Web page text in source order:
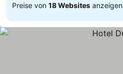
Preise von 18 Websites anzeigen